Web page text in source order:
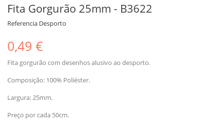
Fita Gorgurão 25mm - B3622
Referencia Desporto
0,49 €
Fita gorgurão com desenhos alusivo ao desporto.
Composição: 100% Poliéster.
Largura: 25mm.
Preço por cada 50cm.